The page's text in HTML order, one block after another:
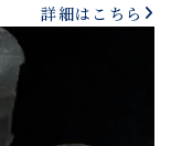
詳細はこちら